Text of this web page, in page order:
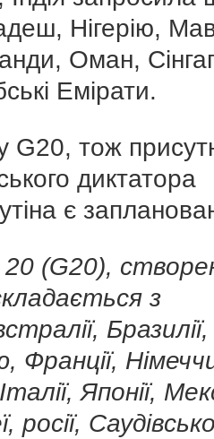
Нігерію,
Оман,
Емірати.
G20, тож
диктатора
є
20 (G20),
з
Бразилії,
Франції,
Італії, Японії,
росії,